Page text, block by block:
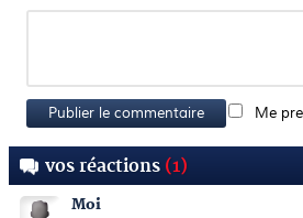
Publier le commentaire Me
vos réactions (1)
Moi